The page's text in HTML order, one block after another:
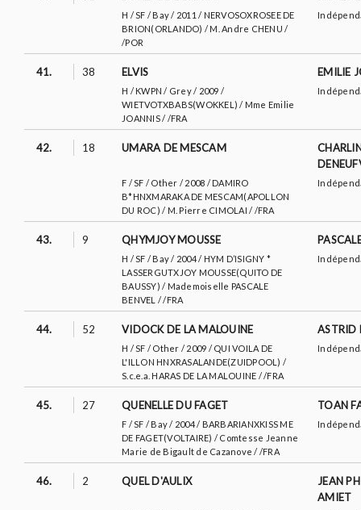
H / SF / Bay / 2011 / NERVOSOXROSEE DE
BRION(ORLANDO) / M. Andre CHENU /
/POR
41. 38 ELVIS EMILIE
H / KWPN / Grey / 2009 /
WIETVOTXBABS(WOKKEL) / Mme Emilie
JOANNIS / /FRA
42. 18 UMARA DE MESCAM
F / SF / Other / 2008 / DAMIRO
B*HNXMARAKA DE MESCAM(APOLLON
DU ROC) / M. Pierre CIMOLAI / /FRA
43. 9 QHYMJOY MOUSSE
H / SF / Bay / 2004 / HYM D’ISIGNY *
LASSERGUTXJOY MOUSSE(QUITO DE
BAUSSY) / Mademoiselle PASCALE
BENVEL / /FRA
44. 52 VIDOCK DE LA MALOUINE ASTRID
H / SF / Other / 2009 / QUI VOILA DE
L'ILLON HNXRASALANDE(ZUIDPOOL) /
S.c.e.a. HARAS DE LA MALOUINE / /FRA
45. 27 QUENELLE DU FAGET TOAN
F / SF / Bay / 2004 / BARBARIANXKISS ME
DE FAGET(VOLTAIRE) / Comtesse Jeanne
Marie de Bigault de Cazanove / /FRA
46. 2 QUEL D'AULIX
JEAN
AMIET